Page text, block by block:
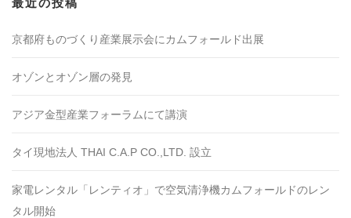
京都府ものづくり産業展示会にカムフォールド出展
オゾンとオゾン層の発見
アジア金型産業フォーラムにて講演
タイ現地法人 THAI C.A.P CO.,LTD. 設立
家電レンタル「レンティオ」で空気清浄機カムフォールドのレン
タル開始